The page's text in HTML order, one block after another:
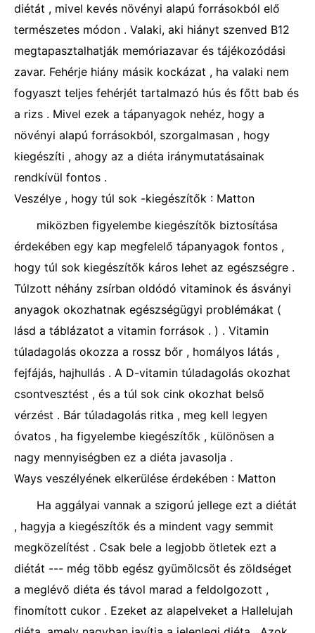
diétát , mivel kevés növényi alapú forrásokból elő
természetes módon . Valaki, aki hiányt szenved B12
megtapasztalhatják memóriazavar és tájékozódási
zavar. Fehérje hiány másik kockázat , ha valaki nem
fogyaszt teljes fehérjét tartalmazó hús és főtt bab és
a rizs . Mivel ezek a tápanyagok nehéz, hogy a
növényi alapú forrásokból, szorgalmasan , hogy
kiegészíti , ahogy az a diéta iránymutatásainak
rendkívül fontos .
Veszélye , hogy túl sok -kiegészítők : Matton
miközben figyelembe kiegészítők biztosítása
érdekében egy kap megfelelő tápanyagok fontos ,
hogy túl sok kiegészítők káros lehet az egészségre .
Túlzott néhány zsírban oldódó vitaminok és ásványi
anyagok okozhatnak egészségügyi problémákat (
lásd a táblázatot a vitamin források . ) . Vitamin
túladagolás okozza a rossz bőr , homályos látás ,
fejfájás, hajhullás . A D-vitamin túladagolás okozhat
csontvesztést , és a túl sok cink okozhat belső
vérzést . Bár túladagolás ritka , meg kell legyen
óvatos , ha figyelembe kiegészítők , különösen a
nagy mennyiségben ez a diéta javasolja .
Ways veszélyének elkerülése érdekében : Matton
Ha aggályai vannak a szigorú jellege ezt a diétát
, hagyja a kiegészítők és a mindent vagy semmit
megközelítést . Csak bele a legjobb ötletek ezt a
diétát --- még több egész gyümölcsöt és zöldséget
a meglévő diéta és távol marad a feldolgozott ,
finomított cukor . Ezeket az alapelveket a Hallelujah